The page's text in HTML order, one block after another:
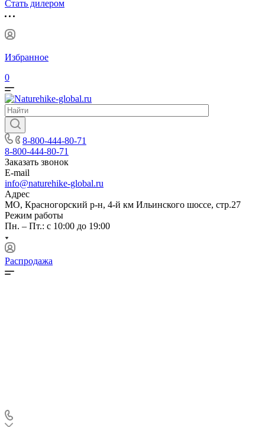
Стать дилером
Избранное
0
8-800-444-80-71
8-800-444-80-71
Заказать звонок
E-mail
info@naturehike-global.ru
Адрес
МО, Красногорский р-н, 4-й км Ильинского шоссе, стр.27
Режим работы
Пн. – Пт.: с 10:00 до 19:00
Распродажа